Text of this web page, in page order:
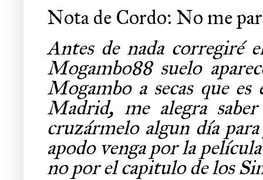
Nota de Cordo: No me
Antes de nada corregiré
Mogambo88 suelo
Mogambo a secas que
Madrid, me alegra
cruzármelo algun día
apodo venga por la
no por el capitulo de los